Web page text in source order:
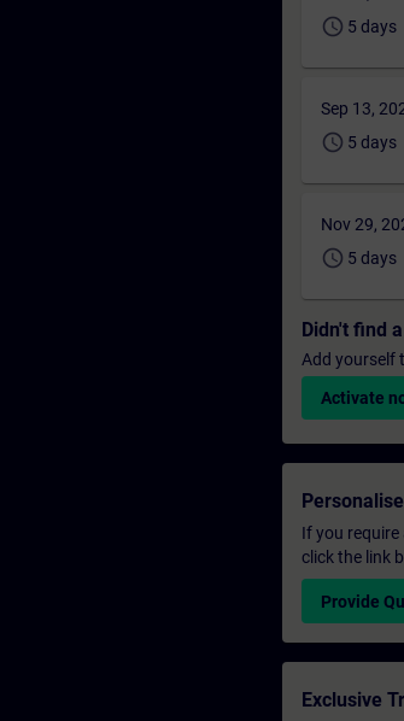
schedule 5 days
Sep 13,
schedule 5 days
Nov 29,
schedule 5 days
Didn't find
Add yourself
Activate
If you
click the link
Provide
Exclusive